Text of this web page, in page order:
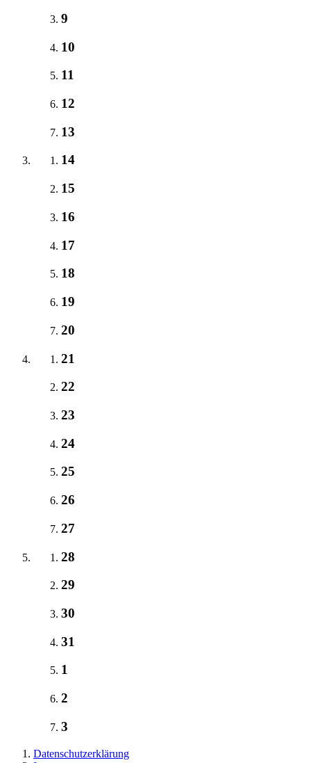
9
10
11
12
13
14
15
16
17
18
19
20
21
22
23
24
25
26
27
28
29
30
31
1
2
3
Datenschutzerklärung